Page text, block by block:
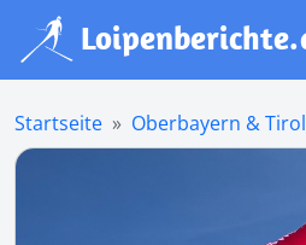
Startseite Oberbayern & Tirol